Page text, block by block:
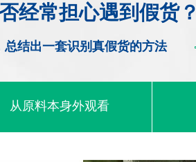
经常担心遇到假货？
总结出一套识别真假货的方法
从原料本身外观看